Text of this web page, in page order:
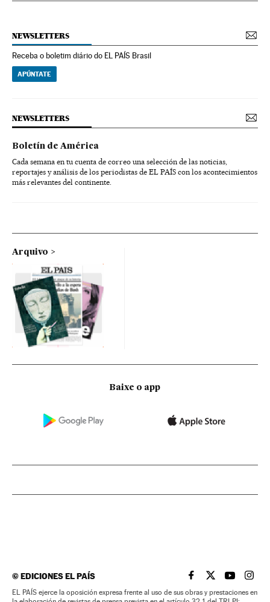
NEWSLETTERS
Receba o boletim diário do EL PAÍS Brasil
APÚNTATE
NEWSLETTERS
Boletín de América
Cada semana en tu cuenta de correo una selección de las noticias,
reportajes y análisis de los periodistas de EL PAÍS con los acontecimientos
más relevantes del continente.
Arquivo
Baixe o app
©EDICIONES EL PAÍS EL PAÍS BRASIL EN
EL PAÍSEL PAÍS
EL
EL PAÍS ejerce la oposición expresa frente al uso de sus obras y prestaciones en